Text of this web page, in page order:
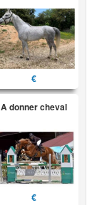
€
A donner cheval
€